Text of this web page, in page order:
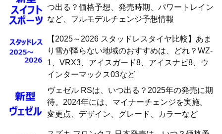
つ出る？価格予想、発売時期、パワートレイン
など、フルモデルチェンジ予想情報
【2025～2026 スタッドレスタイヤ比較】あま
り雪が降らない地域のおすすめは、どれ？WZ-
1、VRX3、アイスガード8、アイスナビ8、ウ
インターマックス03など
ヴェゼル RSは、いつ出る？2025年の発売に期
待。2024年には、マイナーチェンジを実施。
変更点、デザイン、グレード、カラーなど